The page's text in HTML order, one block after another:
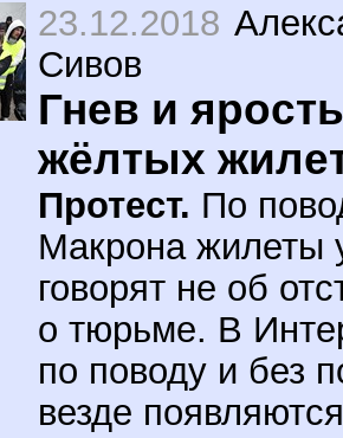
23.12.2018
Сивов
Гнев и ярость
жёлтых
Протест. По
Макрона жилеты
говорят не об
о тюрьме. В
по поводу и без
везде появляются